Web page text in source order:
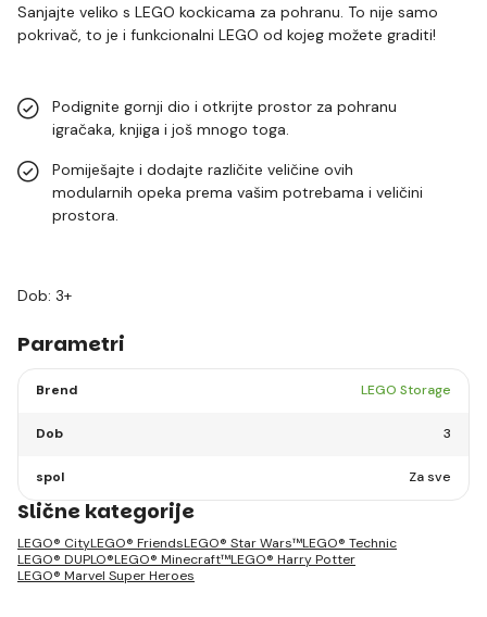
Sanjajte veliko s LEGO kockicama za pohranu. To nije samo
pokrivač, to je i funkcionalni LEGO od kojeg možete graditi!
Podignite gornji dio i otkrijte prostor za pohranu
igračaka, knjiga i još mnogo toga.
Pomiješajte i dodajte različite veličine ovih
modularnih opeka prema vašim potrebama i veličini
prostora.
Dob: 3+
Parametri
Brend LEGO Storage
Dob 3
spol Za sve
Slične kategorije
LEGO® CityLEGO® FriendsLEGO® Star Wars™LEGO® Technic
LEGO® DUPLO®LEGO® Minecraft™LEGO® Harry Potter
LEGO® Marvel Super Heroes